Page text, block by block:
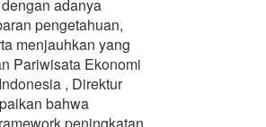
adanya
pengetahuan,
menjauhkan yang
Pariwisata Ekonomi
, Direktur
bahwa